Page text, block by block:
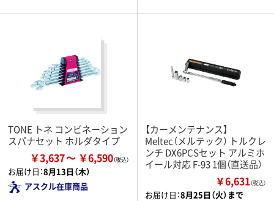
TONE トネ コンビネーション
スパナセット ホルダタイプ
￥3,637 ￥6,590
お届け日：8月13日（木）
アスクル在庫商品
【カーメンテナンス】
Meltec（メルテック） トルクレ
ンチ DX6PCSセット アルミホ
イール対応 F-93 1個（直送品）
￥6,631（税込）
お届け日：8月25日（火）まで